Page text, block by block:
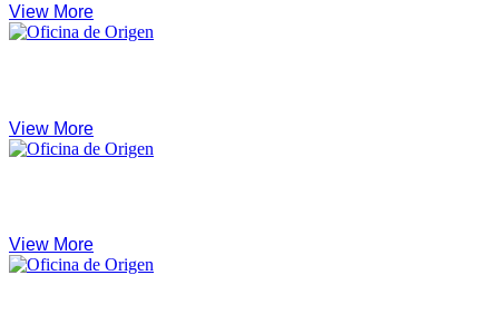
View More
View More
View More